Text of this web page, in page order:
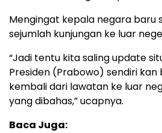
Mengingat kepala negara baru
sejumlah kunjungan ke luar
“Jadi tentu kita saling update
Presiden (Prabowo) sendiri
kembali dari lawatan ke luar
yang dibahas,” ucapnya.
Baca Juga: